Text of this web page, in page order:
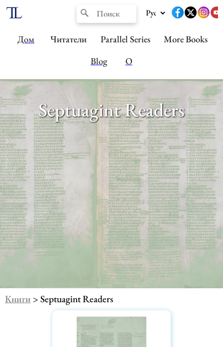
Дом Читатели Parallel Series
More Books
Blog
О
Septuagint Readers
Книги > Septuagint Readers